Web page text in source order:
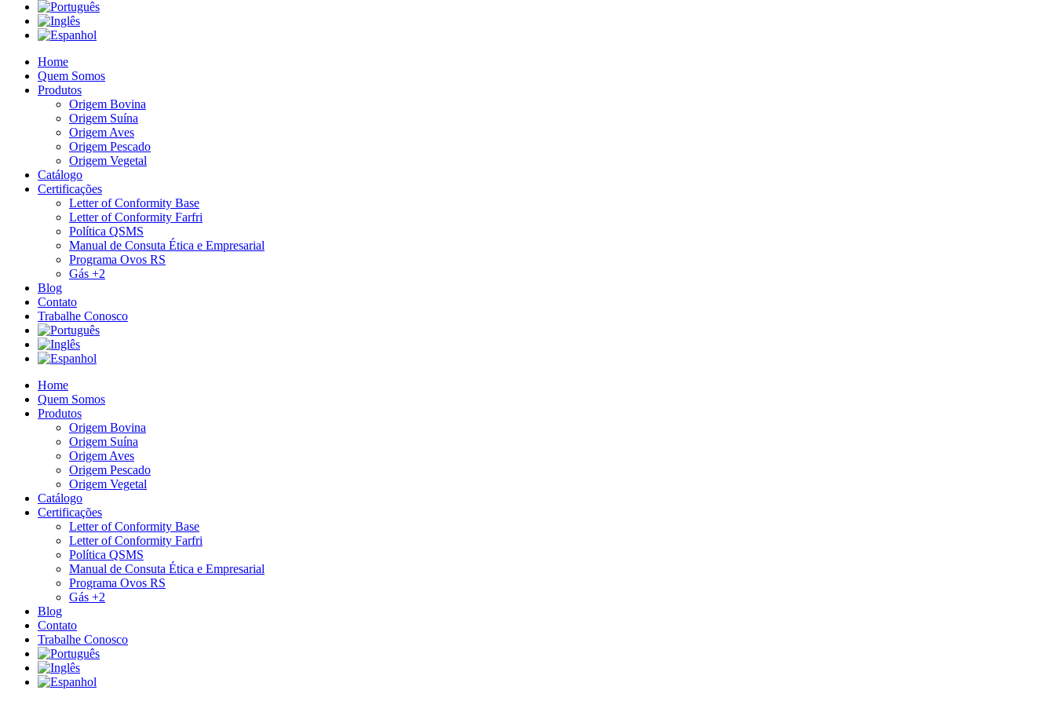
Home
Quem Somos
Produtos
Origem Bovina
Origem Suína
Origem Aves
Origem Pescado
Origem Vegetal
Catálogo
Certificações
Letter of Conformity Base
Letter of Conformity Farfri
Política QSMS
Manual de Consuta Ética e Empresarial
Programa Ovos RS
Gás +2
Blog
Contato
Trabalhe Conosco
Home
Quem Somos
Produtos
Origem Bovina
Origem Suína
Origem Aves
Origem Pescado
Origem Vegetal
Catálogo
Certificações
Letter of Conformity Base
Letter of Conformity Farfri
Política QSMS
Manual de Consuta Ética e Empresarial
Programa Ovos RS
Gás +2
Blog
Contato
Trabalhe Conosco